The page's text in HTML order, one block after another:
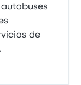
de
.